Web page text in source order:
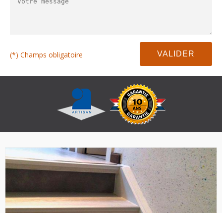
(*) Champs obligatoire